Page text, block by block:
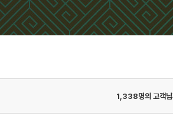
1,338명의 고객